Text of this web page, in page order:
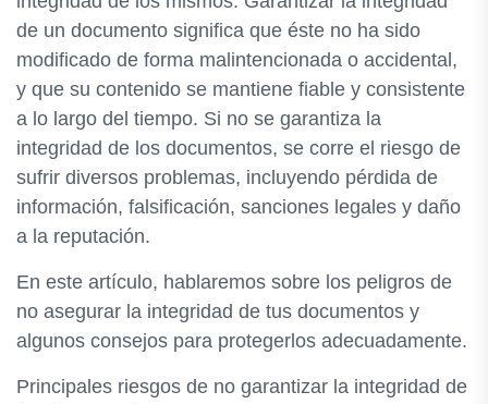
de un documento significa que éste no ha sido
modificado de forma malintencionada o accidental,
y que su contenido se mantiene fiable y consistente
a lo largo del tiempo. Si no se garantiza la
integridad de los documentos, se corre el riesgo de
sufrir diversos problemas, incluyendo pérdida de
información, falsificación, sanciones legales y daño
a la reputación.
En este artículo, hablaremos sobre los peligros de
no asegurar la integridad de tus documentos y
algunos consejos para protegerlos adecuadamente.
Principales riesgos de no garantizar la integridad de